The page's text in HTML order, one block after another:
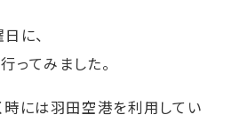
に、
ってみました。
時には羽田空港を利用してい